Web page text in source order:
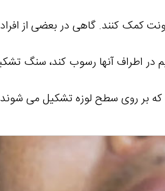
کمک کنند. گاهی در بعضی از
در اطراف آنها رسوب کند،
بر روی سطح لوزه تشکیل می